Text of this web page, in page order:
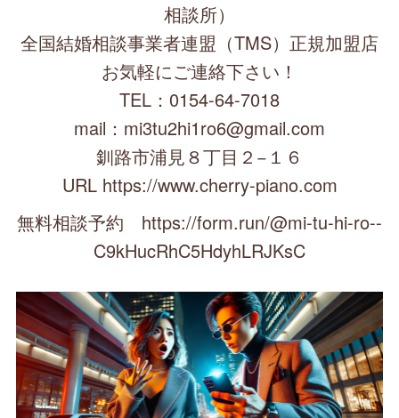
相談所）
全国結婚相談事業者連盟（TMS）正規加盟店
お気軽にご連絡下さい！
TEL：0154-64-7018
mail：mi3tu2hi1ro6@gmail.com
釧路市浦見８丁目２−１６
URL https://www.cherry-piano.com
無料相談予約 https://form.run/@mi-tu-hi-ro--
C9kHucRhC5HdyhLRJKsC